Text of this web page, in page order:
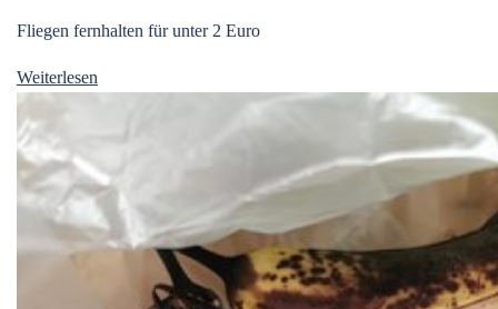
Fliegen fernhalten für unter 2 Euro
Weiterlesen